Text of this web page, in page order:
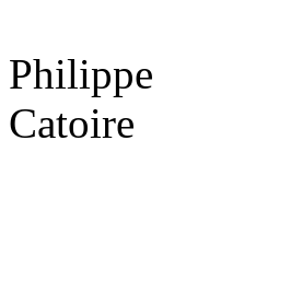
Philippe
Catoire